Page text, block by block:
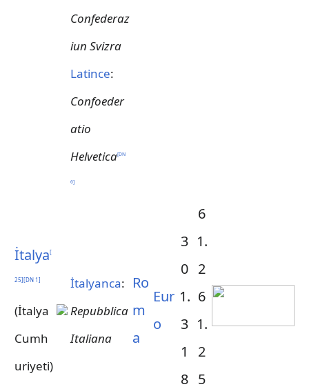
Confederaz
iun Svizra
Latince:
Confoeder
atio
Helvetica[DN
6]
İtalya[
25][DN 1]
(İtalya
Cumh
uriyeti)
İtalyanca:
Repubblica
Italiana
Ro
m
a
Eur
o
3
0
1.
3
1
8
6
1.
2
6
1.
2
5